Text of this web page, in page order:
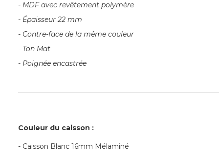
- MDF avec revêtement polymère
- Épaisseur 22 mm
- Contre-face de la même couleur
- Ton Mat
- Poignée encastrée
Couleur du caisson :
- Caisson Blanc 16mm Mélaminé